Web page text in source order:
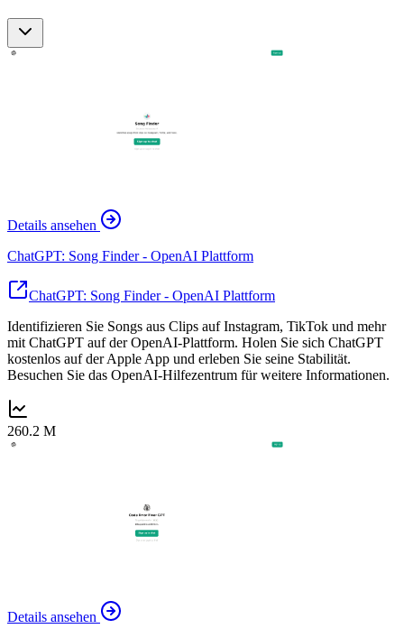
Details ansehen
ChatGPT: Song Finder - OpenAI Plattform
ChatGPT: Song Finder - OpenAI Plattform
Identifizieren Sie Songs aus Clips auf Instagram, TikTok und mehr
mit ChatGPT auf der OpenAI-Plattform. Holen Sie sich ChatGPT
kostenlos auf der Apple App und erleben Sie seine Stabilität.
Besuchen Sie das OpenAI-Hilfezentrum für weitere Informationen.
260.2 M
Details ansehen